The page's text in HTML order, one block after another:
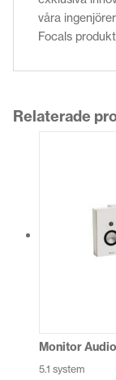
våra
Focals
Relaterade
Monitor
5.1 system